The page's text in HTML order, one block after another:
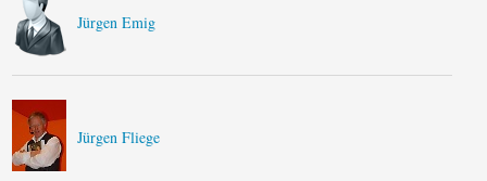
Jürgen Emig
Jürgen Fliege